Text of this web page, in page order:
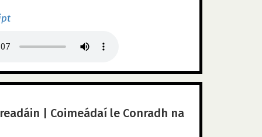
| Coimeádaí le Conradh na